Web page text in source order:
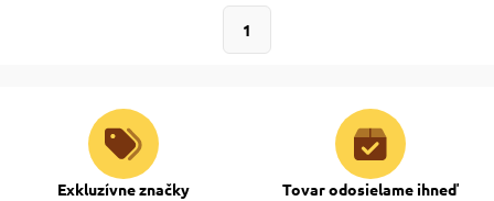
1
Exkluzívne značky Tovar odosielame ihneď